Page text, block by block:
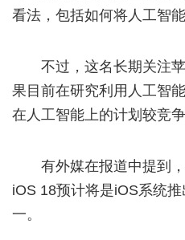
看法，包括如何将人工智
不过，这名长期关注苹
果目前在研究利用人工智
在人工智能上的计划较竞
有外媒在报道中提到，
iOS 18预计将是iOS系统
一。